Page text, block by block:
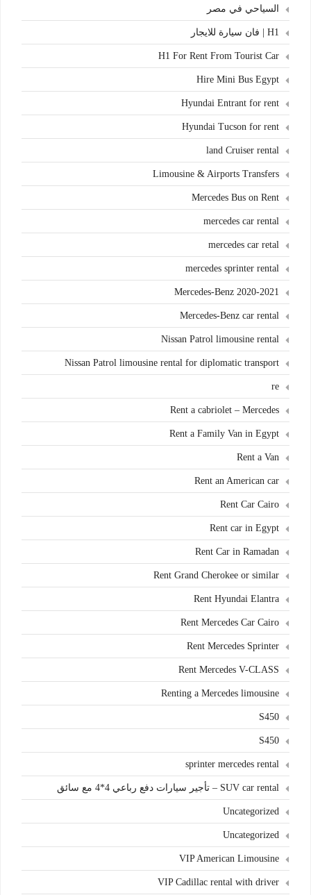
السياحي في مصر
H1 | فان سيارة للايجار
H1 For Rent From Tourist Car
Hire Mini Bus Egypt
Hyundai Entrant for rent
Hyundai Tucson for rent
land Cruiser rental
Limousine & Airports Transfers
Mercedes Bus on Rent
mercedes car rental
mercedes car retal
mercedes sprinter rental
Mercedes-Benz 2020-2021
Mercedes-Benz car rental
Nissan Patrol limousine rental
Nissan Patrol limousine rental for diplomatic transport
re
Rent a cabriolet – Mercedes
Rent a Family Van in Egypt
Rent a Van
Rent an American car
Rent Car Cairo
Rent car in Egypt
Rent Car in Ramadan
Rent Grand Cherokee or similar
Rent Hyundai Elantra
Rent Mercedes Car Cairo
Rent Mercedes Sprinter
Rent Mercedes V-CLASS
Renting a Mercedes limousine
S450
S450
sprinter mercedes rental
SUV car rental – تأجير سيارات دفع رباعي 4*4 مع سائق
Uncategorized
Uncategorized
VIP American Limousine
VIP Cadillac rental with driver